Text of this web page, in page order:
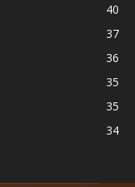
40
37
36
35
35
34